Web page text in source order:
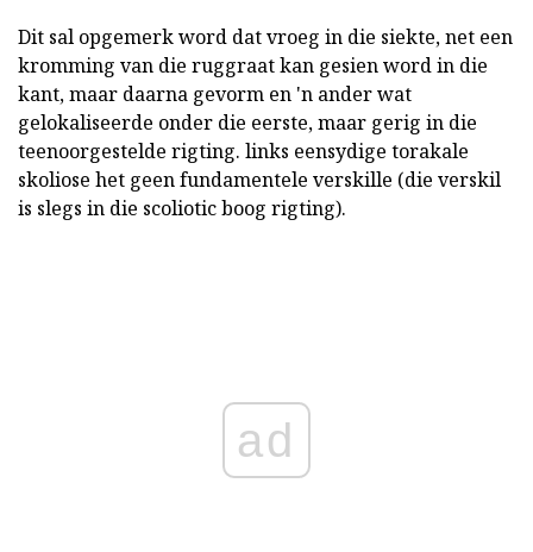
Dit sal opgemerk word dat vroeg in die siekte, net een
kromming van die ruggraat kan gesien word in die
kant, maar daarna gevorm en 'n ander wat
gelokaliseerde onder die eerste, maar gerig in die
teenoorgestelde rigting. links eensydige torakale
skoliose het geen fundamentele verskille (die verskil
is slegs in die scoliotic boog rigting).
ad